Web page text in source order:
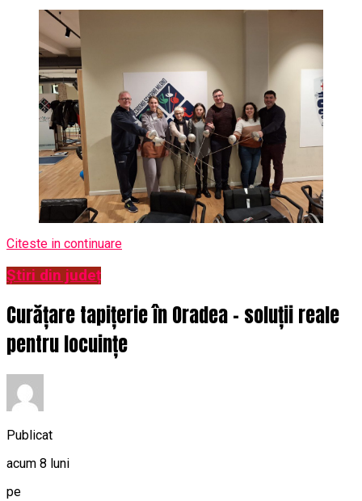
Citeste in continuare
Știri din județ
Curățare tapițerie în Oradea – soluții reale
pentru locuințe
Publicat
acum 8 luni
pe